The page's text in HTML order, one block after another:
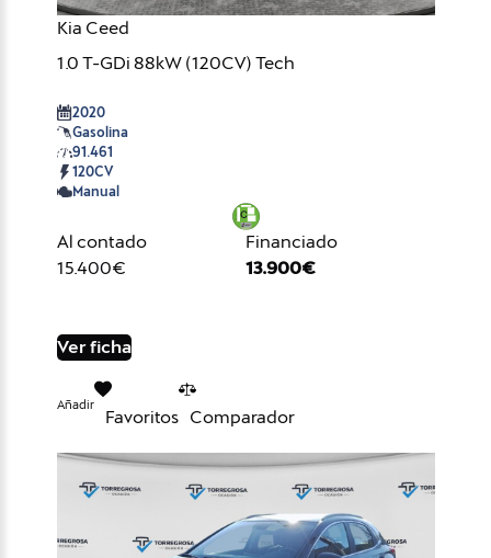
Kia Ceed
1.0 T-GDi 88kW (120CV) Tech
2020
Gasolina
91.461
120CV
Manual
Al contado
15.400€
Financiado
13.900€
Ver ficha
Añadir
Favoritos Comparador